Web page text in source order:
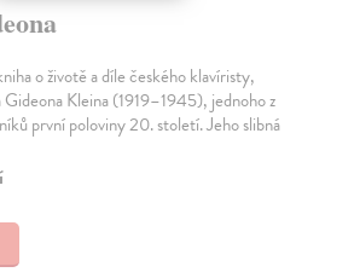
o životě a díle českého klavíristy,
Gideona Kleina (1919–1945), jednoho z
první poloviny 20. století. Jeho slibná